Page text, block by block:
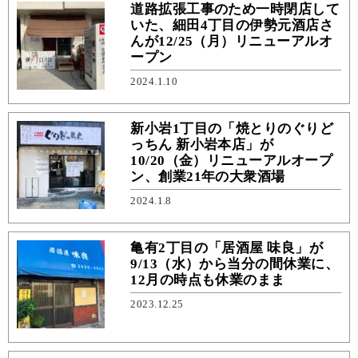
道路拡張工事のため一時閉店して
いた、細田4丁目の伊勢元酒店さ
んが12/25（月）リニューアルオ
ープン
2024.1.10
新小岩1丁目の「焼とりのぐりど
っちん 新小岩本店」が
10/20（金）リニューアルオープ
ン、創業21年の大衆酒場
2024.1.8
亀有2丁目の「居酒屋 味良」が
9/13（水）から当分の間休業に、
12月の時点も休業のまま
2023.12.25